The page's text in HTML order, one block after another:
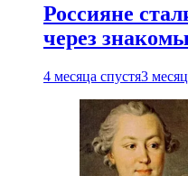
Россияне
через
4 месяца спустя3